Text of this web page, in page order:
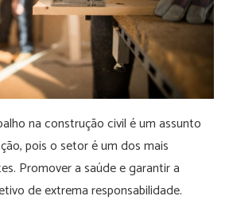
na construção civil é um assunto
pois o setor é um dos mais
Promover a saúde e garantir a
de extrema responsabilidade.